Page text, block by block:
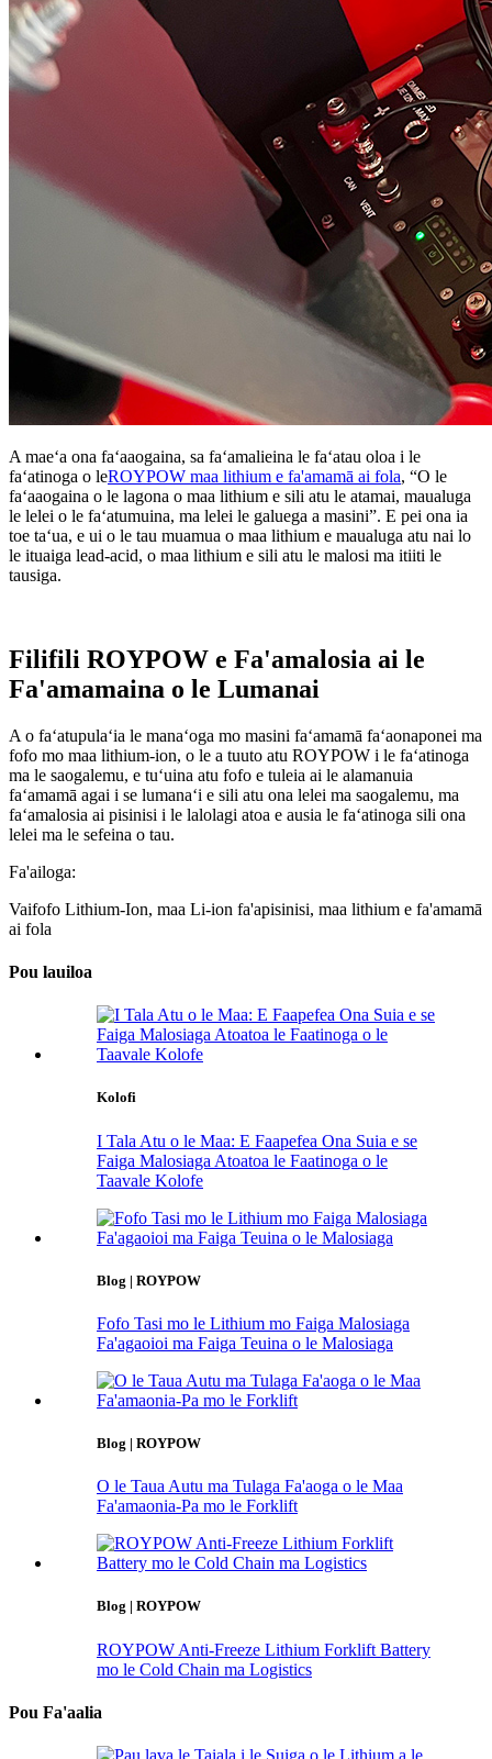
A maeʻa ona faʻaaogaina, sa faʻamalieina le faʻatau oloa i le
faʻatinoga o leROYPOW maa lithium e fa'amamā ai fola, “O le
faʻaaogaina o le lagona o maa lithium e sili atu le atamai, maualuga
le lelei o le faʻatumuina, ma lelei le galuega a masini”. E pei ona ia
toe taʻua, e ui o le tau muamua o maa lithium e maualuga atu nai lo
le ituaiga lead-acid, o maa lithium e sili atu le malosi ma itiiti le
tausiga.
Filifili ROYPOW e Fa'amalosia ai le
Fa'amamaina o le Lumanai
A o faʻatupulaʻia le manaʻoga mo masini faʻamamā faʻaonaponei ma
fofo mo maa lithium-ion, o le a tuuto atu ROYPOW i le faʻatinoga
ma le saogalemu, e tuʻuina atu fofo e tuleia ai le alamanuia
faʻamamā agai i se lumanaʻi e sili atu ona lelei ma saogalemu, ma
faʻamalosia ai pisinisi i le lalolagi atoa e ausia le faʻatinoga sili ona
lelei ma le sefeina o tau.
Fa'ailoga:
Vaifofo Lithium-Ion, maa Li-ion fa'apisinisi, maa lithium e fa'amamā
ai fola
Pou lauiloa
Kolofi
I Tala Atu o le Maa: E Faapefea Ona Suia e se
Faiga Malosiaga Atoatoa le Faatinoga o le
Taavale Kolofe
Blog | ROYPOW
Fofo Tasi mo le Lithium mo Faiga Malosiaga
Fa'agaoioi ma Faiga Teuina o le Malosiaga
Blog | ROYPOW
O le Taua Autu ma Tulaga Fa'aoga o le Maa
Fa'amaonia-Pa mo le Forklift
Blog | ROYPOW
ROYPOW Anti-Freeze Lithium Forklift Battery
mo le Cold Chain ma Logistics
Pou Fa'aalia